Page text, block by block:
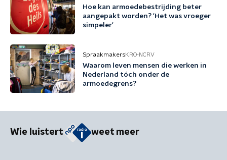
Hoe kan armoedebestrijding beter
aangepakt worden? 'Het was vroeger
simpeler'
SpraakmakersKRO-NCRV
Waarom leven mensen die werken in
Nederland tóch onder de
armoedegrens?
Wie luistert weet meer